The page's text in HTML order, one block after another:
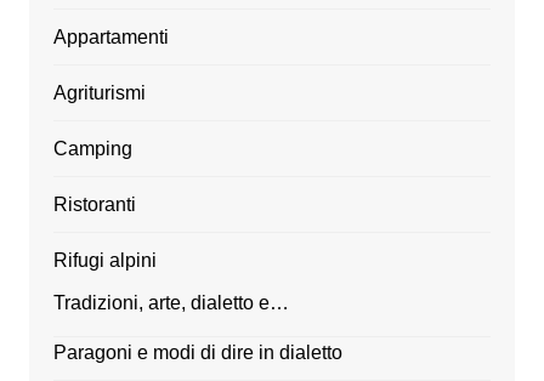
Appartamenti
Agriturismi
Camping
Ristoranti
Rifugi alpini
Tradizioni, arte, dialetto e…
Paragoni e modi di dire in dialetto